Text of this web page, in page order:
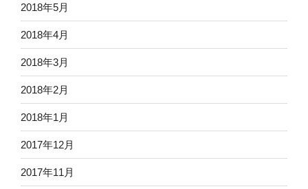
2018年5月
2018年4月
2018年3月
2018年2月
2018年1月
2017年12月
2017年11月